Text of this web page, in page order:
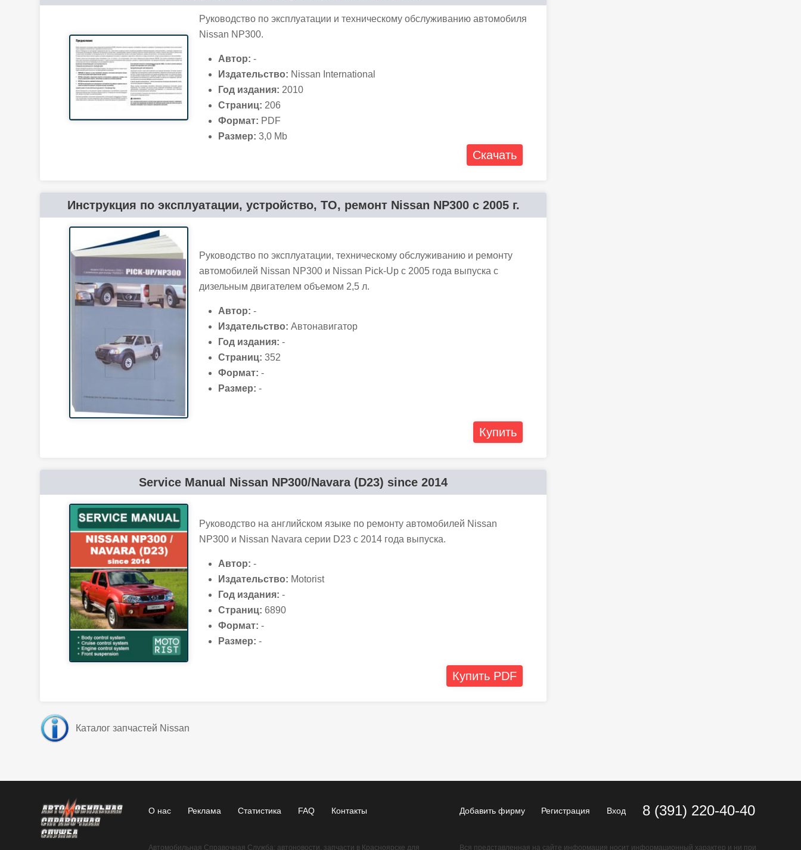
Руководство по эксплуатации и техническому обслуживанию автомобиля
Nissan NP300.
Автор: -
Издательство: Nissan International
Год издания: 2010
Страниц: 206
Формат: PDF
Размер: 3,0 Mb
Скачать
Инструкция по эксплуатации, устройство, ТО, ремонт Nissan NP300 с 2005 г.
Руководство по эксплуатации, техническому обслуживанию и ремонту
автомобилей Nissan NP300 и Nissan Pick-Up с 2005 года выпуска с
дизельным двигателем объемом 2,5 л.
Автор: -
Издательство: Автонавигатор
Год издания: -
Страниц: 352
Формат: -
Размер: -
Купить
Service Manual Nissan NP300/Navara (D23) since 2014
Руководство на английском языке по ремонту автомобилей Nissan
NP300 и Nissan Navara серии D23 c 2014 года выпуска.
Автор: -
Издательство: Motorist
Год издания: -
Страниц: 6890
Формат: -
Размер: -
Купить PDF
Каталог запчастей Nissan
О нас Реклама Статистика FAQ Контакты Добавить фирму Регистрация Вход 8 (391) 220-40-40
Автомобильная Справочная Служба: автоновости, запчасти в Красноярске для Вся представленная на сайте информация носит информационный характер и ни при